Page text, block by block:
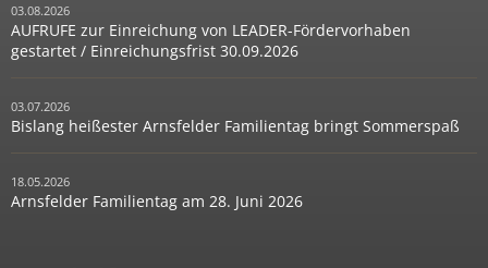
03.08.2026
AUFRUFE zur Einreichung von LEADER-Fördervorhaben
gestartet / Einreichungsfrist 30.09.2026
03.07.2026
Bislang heißester Arnsfelder Familientag bringt Sommerspaß
18.05.2026
Arnsfelder Familientag am 28. Juni 2026